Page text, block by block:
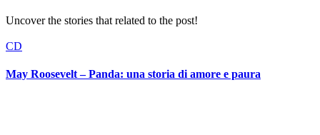
Uncover the stories that related to the post!
CD
May Roosevelt – Panda: una storia di amore e paura